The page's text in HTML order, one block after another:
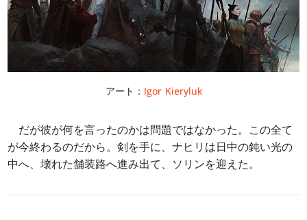
アート： Igor Kieryluk
だが彼が何を言ったのかは問題ではなかった。この全て
が今終わるのだから。剣を手に、ナヒリは日中の鈍い光の
中へ、壊れた舗装路へ進み出て、ソリンを迎えた。